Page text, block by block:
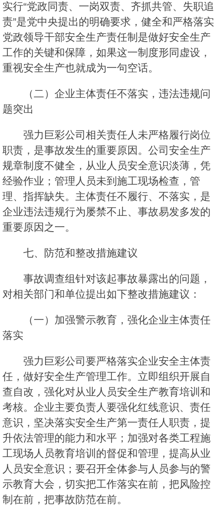
实行“党政同责、一岗双责、齐抓共管、失职追
责”是党中央提出的明确要求，健全和严格落实
党政领导干部安全生产责任制是做好安全生产
工作的关键和保障，如果这一制度形同虚设，
重视安全生产也就成为一句空话。
（二）企业主体责任不落实，违法违规问
题突出
强力巨彩公司相关责任人未严格履行岗位
职责，是事故发生的重要原因。公司安全生产
规章制度不健全，从业人员安全意识淡薄，凭
经验作业；管理人员未到施工现场检查，管
理、指挥缺失。主体责任不履行、不落实，是
企业违法违规行为屡禁不止、事故易发多发的
重要原因之一。
七、防范和整改措施建议
事故调查组针对该起事故暴露出的问题，
对相关部门和单位提出如下整改措施建议：
（一）加强警示教育，强化企业主体责任
落实
强力巨彩公司要严格落实企业安全主体责
任，做好安全生产管理工作。立即组织开展自
查自改，强化对从业人员安全生产教育培训和
考核。企业主要负责人要强化红线意识、责任
意识，坚决落实安全生产第一责任人职责，提
升依法管理的能力和水平；加强对各类工程施
工现场人员教育培训的督促和管理，提高从业
人员安全意识；要召开全体参与人员参与的警
示教育大会，切实把工作落实在前，把风险控
制在前，把事故防范在前。